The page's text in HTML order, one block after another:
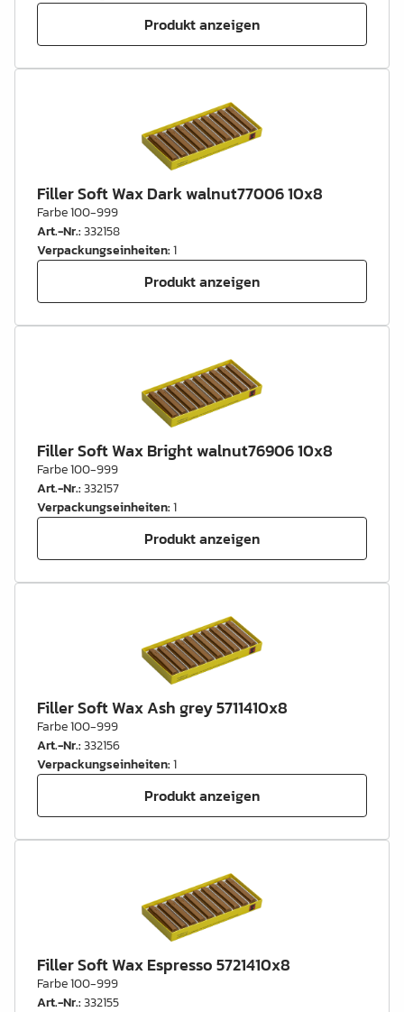
Produkt anzeigen
Filler Soft Wax Dark walnut77006 10x8
Farbe 100-999
Art.-Nr.:332158
Verpackungseinheiten:1
Produkt anzeigen
Filler Soft Wax Bright walnut76906 10x8
Farbe 100-999
Art.-Nr.:332157
Verpackungseinheiten:1
Produkt anzeigen
Filler Soft Wax Ash grey 5711410x8
Farbe 100-999
Art.-Nr.:332156
Verpackungseinheiten:1
Produkt anzeigen
Filler Soft Wax Espresso 5721410x8
Farbe 100-999
Art.-Nr.:332155